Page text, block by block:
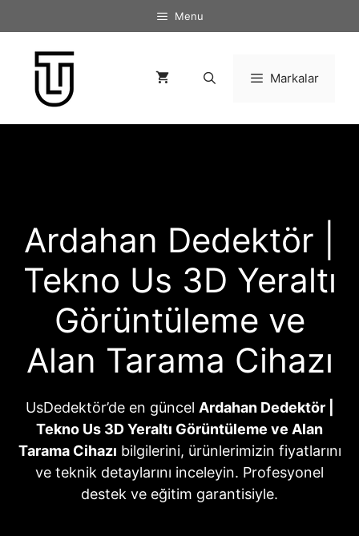
atla
Menu
Markalar
Ardahan Dedektör |
Tekno Us 3D Yeraltı
Görüntüleme ve
Alan Tarama Cihazı
UsDedektör’de en güncel Ardahan Dedektör |
Tekno Us 3D Yeraltı Görüntüleme ve Alan
Tarama Cihazı bilgilerini, ürünlerimizin fiyatlarını
ve teknik detaylarını inceleyin. Profesyonel
destek ve eğitim garantisiyle.